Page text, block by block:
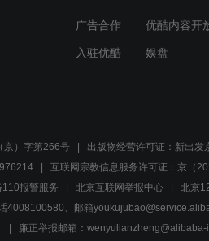
广告合作 优酷内容开
入驻优酷 娱盘
京）字第266号
出版物经营许可证：新出
互联网宗教信息服务许可证：京（
110报警服务 北京互联网举报中心
北京
4008100580、邮箱
廉正举报邮箱：wenyulianzheng@alibaba-